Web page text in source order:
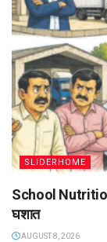
SLIDERHOME
School Nutrition
घशात
AUGUST 8, 2026